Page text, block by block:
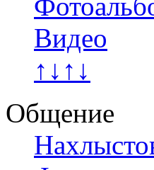
Видео
↑↓↑↓
Общение